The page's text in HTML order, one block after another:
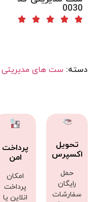
0030
دسته: ست های مدیریتی
تحویل
اکسپرس
حمل
رایگان
سفارشات
پرداخت
امن
امکان
پرداخت
انلاین یا